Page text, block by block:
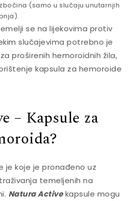
(samo u slučaju unutarnjih
se na lijekovima protiv
slučajevima potrebno je
proširenih hemoroidnih žila,
kapsula za hemoroide
– Kapsule za
je koje je pronađeno uz
temeljenih na
Natura Activekapsule mogu